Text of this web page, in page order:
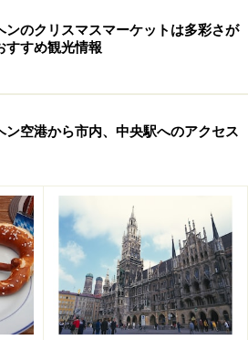
ンのクリスマスマーケットは多彩さが
すすめ観光情報
ン空港から市内、中央駅へのアクセス